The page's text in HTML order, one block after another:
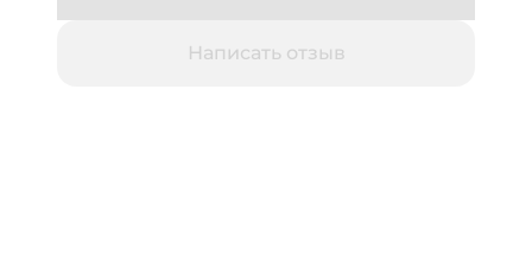
Написать отзыв